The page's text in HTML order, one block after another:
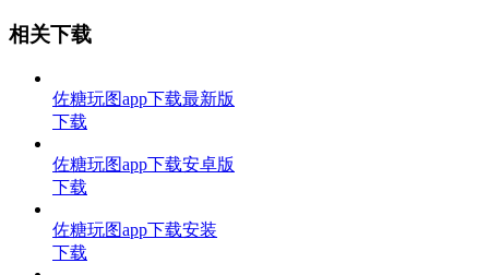
相关下载
佐糖玩图app下载最新版
下载
佐糖玩图app下载安卓版
下载
佐糖玩图app下载安装
下载